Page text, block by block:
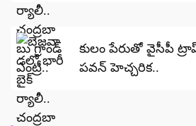
కులం పేరుతో వైసీపీ
పవన్ హెచ్చరిక..